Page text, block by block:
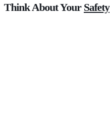
Think About Your Safety